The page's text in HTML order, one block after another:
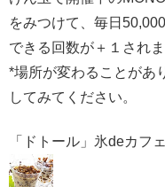
をみつけて、毎日
できる回数が＋１されま
*場所が変わることがあ
してみてください。
「ドトール」氷deカフ